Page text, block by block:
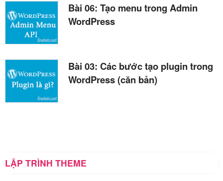
Bài 06: Tạo menu trong Admin
WordPress
Bài 03: Các bước tạo plugin trong
WordPress (căn bản)
LẬP TRÌNH THEME